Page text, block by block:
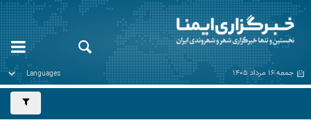
جمعه ۱۶ مرداد ۱۴۰۵